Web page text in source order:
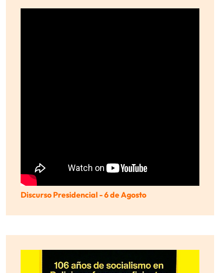
Discurso Presidencial - 6 de Agosto